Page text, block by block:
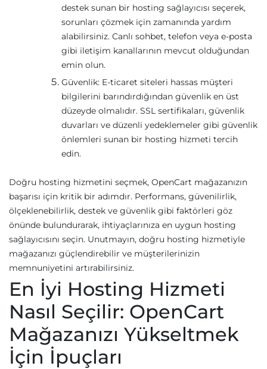
destek sunan bir hosting sağlayıcısı seçerek,
sorunları çözmek için zamanında yardım
alabilirsiniz. Canlı sohbet, telefon veya e-posta
gibi iletişim kanallarının mevcut olduğundan
emin olun.
Güvenlik: E-ticaret siteleri hassas müşteri
bilgilerini barındırdığından güvenlik en üst
düzeyde olmalıdır. SSL sertifikaları, güvenlik
duvarları ve düzenli yedeklemeler gibi güvenlik
önlemleri sunan bir hosting hizmeti tercih
edin.
Doğru hosting hizmetini seçmek, OpenCart mağazanızın
başarısı için kritik bir adımdır. Performans, güvenilirlik,
ölçeklenebilirlik, destek ve güvenlik gibi faktörleri göz
önünde bulundurarak, ihtiyaçlarınıza en uygun hosting
sağlayıcısını seçin. Unutmayın, doğru hosting hizmetiyle
mağazanızı güçlendirebilir ve müşterilerinizin
memnuniyetini artırabilirsiniz.
En İyi Hosting Hizmeti
Nasıl Seçilir: OpenCart
Mağazanızı Yükseltmek
İçin İpuçları